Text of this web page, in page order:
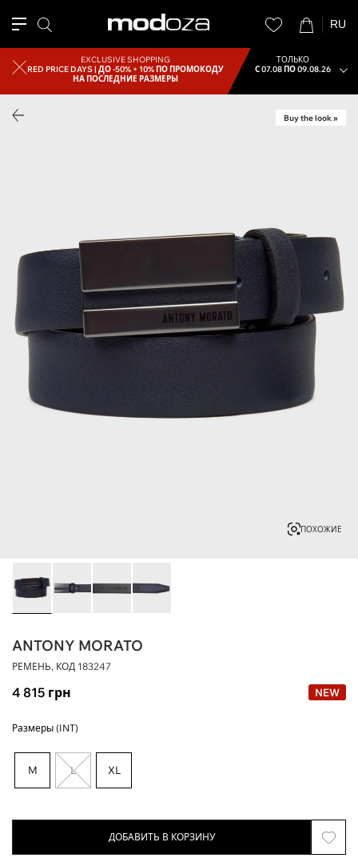
RU
EXCLUSIVE SHOPPING
RED PRICE DAYS |ДО -50% + 10% ПО ПРОМОКОДУ
НА ПОСЛЕДНИЕ РАЗМЕРЫ
ТОЛЬКО
С 07.08 ПО 09.08.26
Buy the look »
ПОХОЖИЕ
ANTONY MORATO
РЕМЕНЬ, КОД 183247
4 815 грн NEW
Размеры (INT)
M L XL
ДОБАВИТЬ В КОРЗИНУ